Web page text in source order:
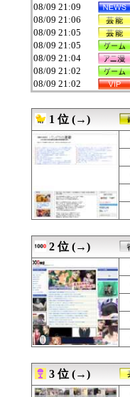
08/09 21:09
08/09 21:06
08/09 21:05
08/09 21:05
08/09 21:04
08/09 21:02
08/09 21:02
08/09 21:00
08/09 21:00
08/09 21:00
08/09 21:00
08/09 21:00
08/09 21:00
08/09 21:00
08/09 21:00
08/09 21:00
08/09 21:00
08/09 21:00
08/09 21:00
08/09 21:00
08/09 21:00
08/09 21:00
08/09 21:00
08/09 20:57
08/09 20:57
08/09 20:55
1 位 (→)
2 位 (→)
3 位 (→)